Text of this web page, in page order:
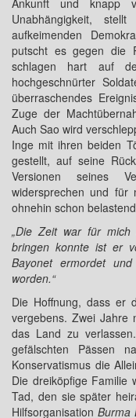
Ankunft und knapp
Unabhängigkeit,
aufkeimenden
putscht es gegen die
schlagen hart auf
hochgeschnürter
überraschendes
Zuge der
Auch Sao wird
Inge mit ihren beiden
gestellt, auf seine
Versionen seines
widersprechen und für
ohnehin schon
„Die Zeit war für mich
bringen konnte ist er
Bayonet ermordet
worden.“
Die Hoffnung, dass er
vergebens. Zwei Jahre
das Land zu
gefälschten Pässen
Konservatismus die
Die dreiköpfige Familie
Tad, den sie später
Hilfsorganisation Burma